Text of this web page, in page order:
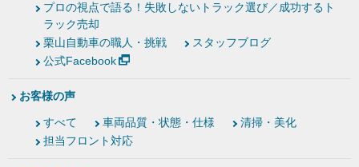
プロの視点で語る！失敗しないトラック選び／成功するト
ラック売却
栗山自動車の職人・挑戦
スタッフブログ
公式Facebook
お客様の声
すべて 車両品質・状態・仕様
清掃・美化
担当フロント対応